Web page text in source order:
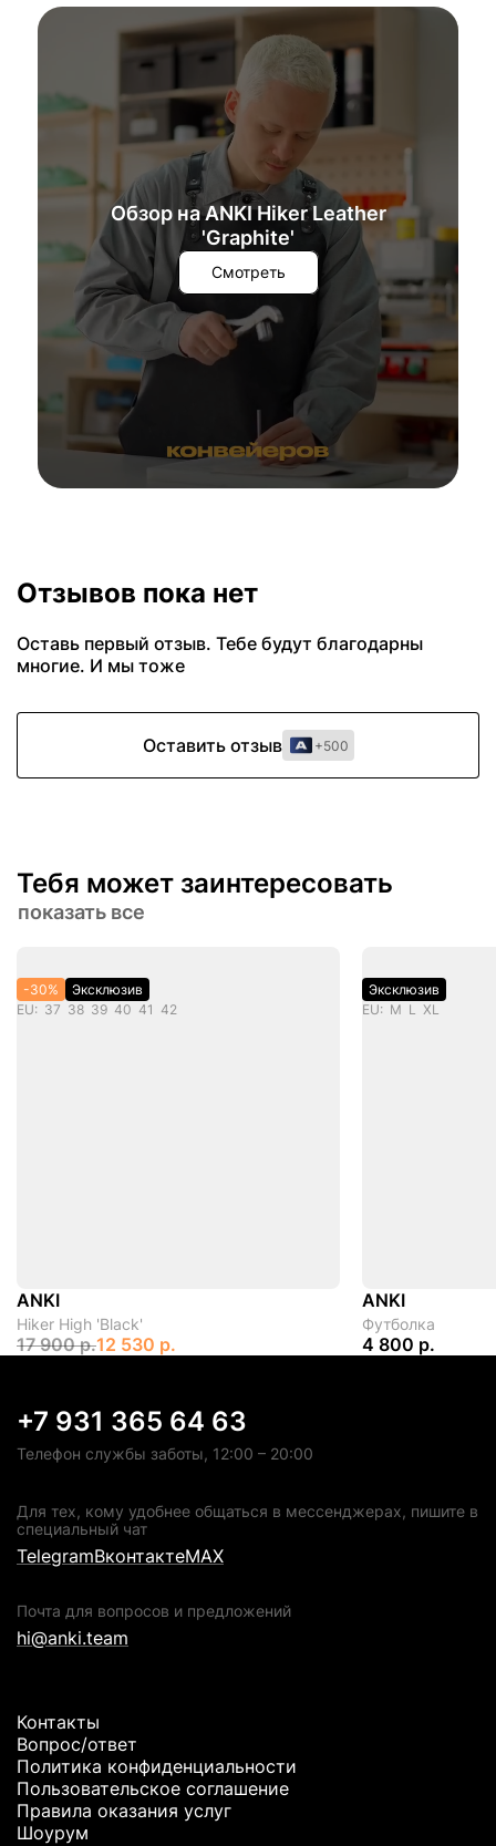
Обзор на ANKI Hiker Leather
'Graphite'
Смотреть
Отзывов пока нет
Оставь первый отзыв. Тебе будут благодарны
многие. И мы тоже
Оставить отзыв +500
Тебя может заинтересовать
показать все
-30%
Эксклюзив
EU: 37 38 39 40 41 42
ANKI
Hiker High 'Black'
17 900 р.12 530 р.
Эксклюзив
EU: M L XL
ANKI
Футболка
4 800 р.
+7 931 365 64 63
Телефон службы заботы, 12:00 – 20:00
Для тех, кому удобнее общаться в мессенджерах, пишите в
специальный чат
TelegramВконтактеMAX
Почта для вопросов и предложений
hi@anki.team
Контакты
Вопрос/ответ
Политика конфиденциальности
Пользовательское соглашение
Правила оказания услуг
Шоурум